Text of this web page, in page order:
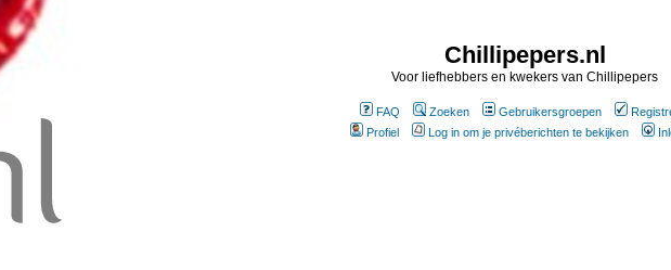
Chillipepers.nl
Voor liefhebbers en kwekers van Chillipepers
FAQ Zoeken Gebruikersgroepen
Profiel
Log in om je privéberichten te bekijken